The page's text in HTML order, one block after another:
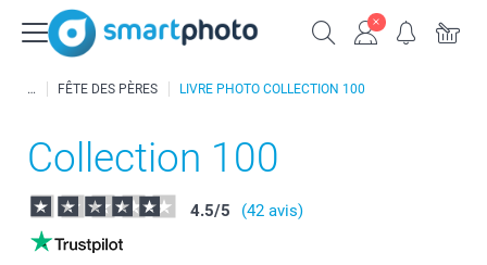
FÊTE DES PÈRES LIVRE PHOTO COLLECTION 100
Collection 100
4.5/5 (42 avis)